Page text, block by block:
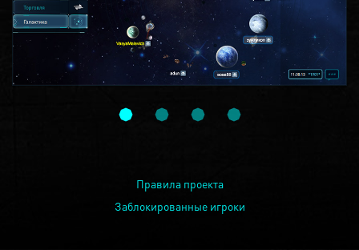
Правила проекта
Заблокированные игроки